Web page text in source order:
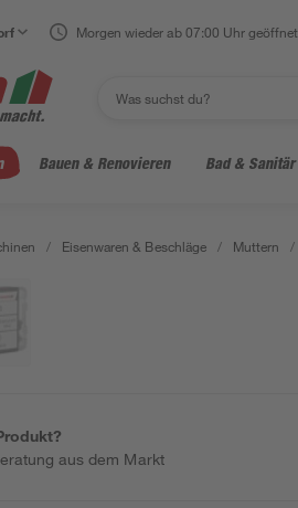
Morgen wieder ab 07:00 Uhr geöffnet
Bauen & Renovieren Bad & Sanitär
/ Eisenwaren & Beschläge / Muttern /
aus dem Markt